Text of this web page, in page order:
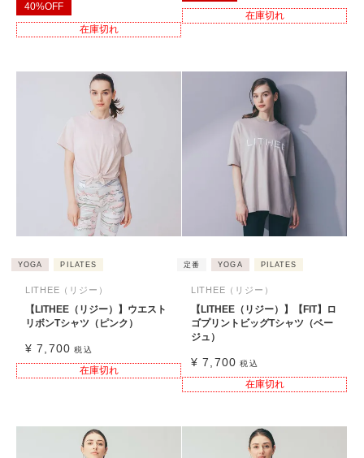
40%OFF
在庫切れ
在庫切れ
YOGA PILATES
LITHEE（リジー）
【LITHEE（リジー）】ウエスト
リボンTシャツ（ピンク）
¥ 7,700 税込
在庫切れ
定番 YOGA PILATES
LITHEE（リジー）
【LITHEE（リジー）】【FIT】ロ
ゴプリントビッグTシャツ（ベー
ジュ）
¥ 7,700 税込
在庫切れ